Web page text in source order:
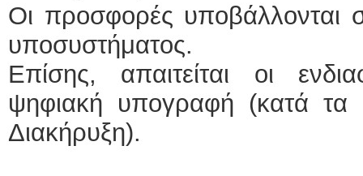
Οι προσφορές υποβάλλονται
υποσυστήματος.
Επίσης, απαιτείται οι
ψηφιακή υπογραφή (κατά τα
Διακήρυξη).